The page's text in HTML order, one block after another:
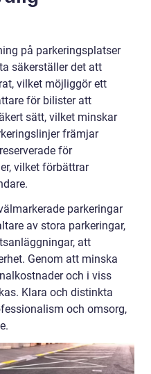
på parkeringsplatser
säkerställer det att
vilket möjliggör ett
för bilister att
sätt, vilket minskar
främjar
för
vilket förbättrar
parkeringar
av stora parkeringar,
att
Genom att minska
och i viss
Klara och distinkta
och omsorg,